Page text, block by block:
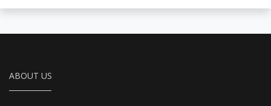
ABOUT US